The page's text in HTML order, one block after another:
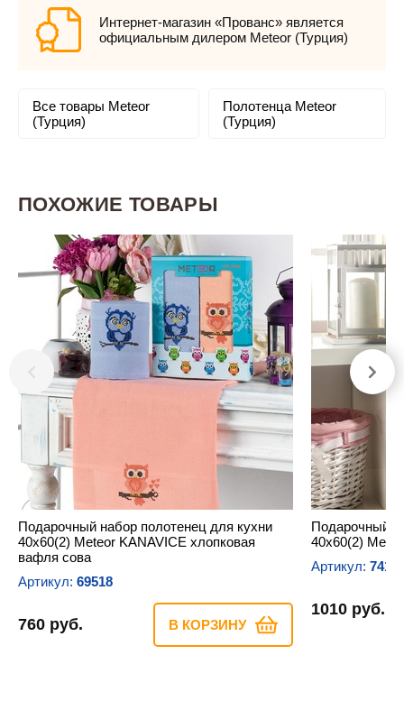
Интернет-магазин «Прованс» является
официальным дилером Meteor (Турция)
Все товары Meteor
(Турция)
Полотенца Meteor
(Турция)
ПОХОЖИЕ ТОВАРЫ
Подарочный набор полотенец для кухни
40х60(2) Meteor KANAVICE хлопковая
вафля сова
Артикул: 69518
760 руб. В КОРЗИНУ
Подарочный
40х60(2)
Артикул:
1010 руб.